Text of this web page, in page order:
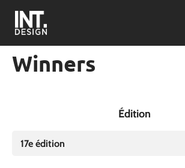
Winners
Édition
17e édition